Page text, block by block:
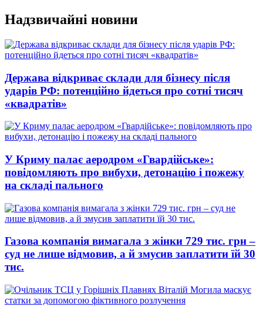
Перейти
до
вмісту
Надзвичайні новини
Держава відкриває склади для бізнесу після
ударів РФ: потенційно йдеться про сотні тисяч
«квадратів»
У Криму палає аеродром «Гвардійське»:
повідомляють про вибухи, детонацію і пожежу
на складі пального
Газова компанія вимагала з жінки 729 тис. грн –
суд не лише відмовив, а й змусив заплатити їй 30
тис.